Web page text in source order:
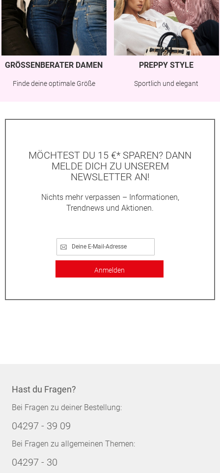
GRÖSSENBERATER DAMEN
Finde deine optimale Größe
PREPPY STYLE
Sportlich und elegant
MÖCHTEST DU 15 €* SPAREN? DANN
MELDE DICH ZU UNSEREM
NEWSLETTER AN!
Nichts mehr verpassen – Informationen,
Trendnews und Aktionen.
Anmelden
Hast du Fragen?
Bei Fragen zu deiner Bestellung:
04297 - 39 09
Bei Fragen zu allgemeinen Themen:
04297 - 30